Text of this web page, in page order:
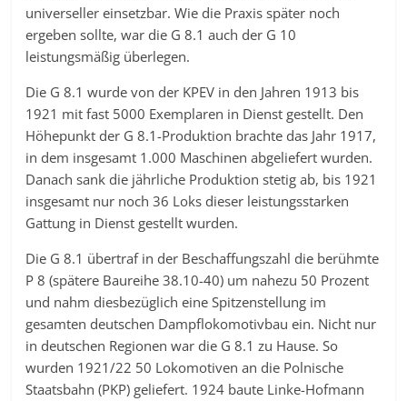
universeller einsetzbar. Wie die Praxis später noch
ergeben sollte, war die G 8.1 auch der G 10
leistungsmäßig überlegen.
Die G 8.1 wurde von der KPEV in den Jahren 1913 bis
1921 mit fast 5000 Exemplaren in Dienst gestellt. Den
Höhepunkt der G 8.1-Produktion brachte das Jahr 1917,
in dem insgesamt 1.000 Maschinen abgeliefert wurden.
Danach sank die jährliche Produktion stetig ab, bis 1921
insgesamt nur noch 36 Loks dieser leistungsstarken
Gattung in Dienst gestellt wurden.
Die G 8.1 übertraf in der Beschaffungszahl die berühmte
P 8 (spätere Baureihe 38.10-40) um nahezu 50 Prozent
und nahm diesbezüglich eine Spitzenstellung im
gesamten deutschen Dampflokomotivbau ein. Nicht nur
in deutschen Regionen war die G 8.1 zu Hause. So
wurden 1921/22 50 Lokomotiven an die Polnische
Staatsbahn (PKP) geliefert. 1924 baute Linke-Hofmann